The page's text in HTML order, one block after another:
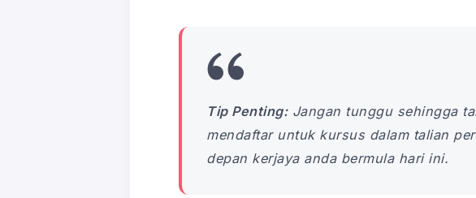
Tip Penting:Jangan tunggu sehingga
mendaftar untuk kursus dalam talian
depan kerjaya anda bermula hari ini.